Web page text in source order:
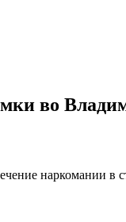
во
наркомании в